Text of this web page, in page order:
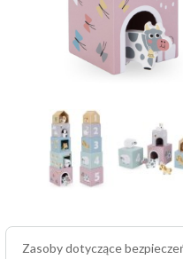
Zasoby dotyczące